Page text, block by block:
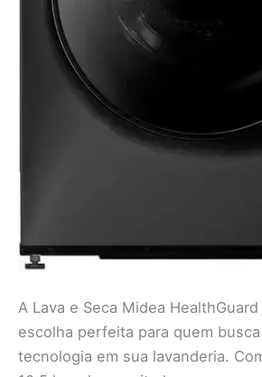
A Lava e Seca Midea
escolha perfeita para quem
tecnologia em sua lavanderia.